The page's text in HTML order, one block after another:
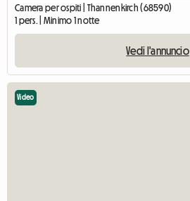
Camera per ospiti | Thannenkirch (68590)
1 pers. | Minimo 1 notte
Vedi l'annuncio
Video